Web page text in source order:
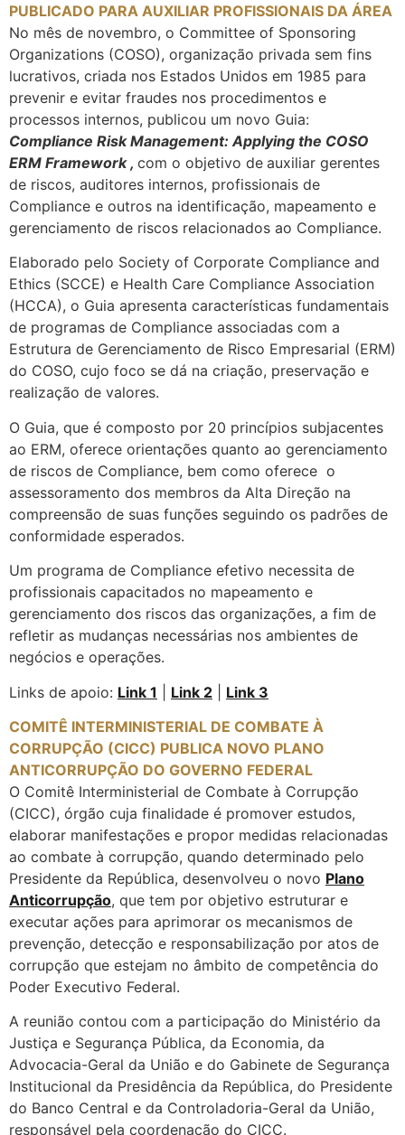
PUBLICADO PARA AUXILIAR PROFISSIONAIS DA ÁREA
No mês de novembro, o Committee of Sponsoring
Organizations (COSO), organização privada sem fins
lucrativos, criada nos Estados Unidos em 1985 para
prevenir e evitar fraudes nos procedimentos e
processos internos, publicou um novo Guia:
Compliance Risk Management: Applying the COSO
ERM Framework , com o objetivo de auxiliar gerentes
de riscos, auditores internos, profissionais de
Compliance e outros na identificação, mapeamento e
gerenciamento de riscos relacionados ao Compliance.
Elaborado pelo Society of Corporate Compliance and
Ethics (SCCE) e Health Care Compliance Association
(HCCA), o Guia apresenta características fundamentais
de programas de Compliance associadas com a
Estrutura de Gerenciamento de Risco Empresarial (ERM)
do COSO, cujo foco se dá na criação, preservação e
realização de valores.
O Guia, que é composto por 20 princípios subjacentes
ao ERM, oferece orientações quanto ao gerenciamento
de riscos de Compliance, bem como oferece o
assessoramento dos membros da Alta Direção na
compreensão de suas funções seguindo os padrões de
conformidade esperados.
Um programa de Compliance efetivo necessita de
profissionais capacitados no mapeamento e
gerenciamento dos riscos das organizações, a fim de
refletir as mudanças necessárias nos ambientes de
negócios e operações.
Links de apoio: Link 1 Link 2
Link 3
COMITÊ INTERMINISTERIAL DE COMBATE À
CORRUPÇÃO (CICC) PUBLICA NOVO PLANO
ANTICORRUPÇÃO DO GOVERNO FEDERAL
O Comitê Interministerial de Combate à Corrupção
(CICC), órgão cuja finalidade é promover estudos,
elaborar manifestações e propor medidas relacionadas
ao combate à corrupção, quando determinado pelo
Presidente da República, desenvolveu o novo Plano
Anticorrupção, que tem por objetivo estruturar e
executar ações para aprimorar os mecanismos de
prevenção, detecção e responsabilização por atos de
corrupção que estejam no âmbito de competência do
Poder Executivo Federal.
A reunião contou com a participação do Ministério da
Justiça e Segurança Pública, da Economia, da
Advocacia-Geral da União e do Gabinete de Segurança
Institucional da Presidência da República, do Presidente
do Banco Central e da Controladoria-Geral da União,
responsável pela coordenação do CICC.